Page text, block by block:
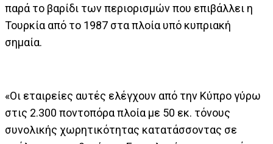
παρά το βαρίδι των περιορισμών που επιβάλλει η
Τουρκία από το 1987 στα πλοία υπό κυπριακή
σημαία.
«Οι εταιρείες αυτές ελέγχουν από την Κύπρο γύρω
στις 2.300 ποντοπόρα πλοία με 50 εκ. τόνους
συνολικής χωρητικότητας κατατάσσοντας σε